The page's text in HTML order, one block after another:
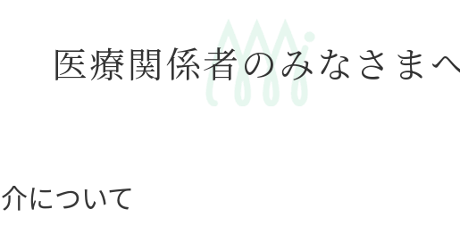
医療関係者のみなさま
について